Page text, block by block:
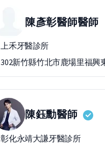
陳彥彰醫師醫師
上禾牙醫診所
302新竹縣竹北市鹿場里福興
陳鈺勳醫師
彰化永靖大謙牙醫診所